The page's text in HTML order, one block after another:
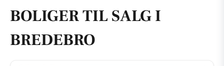
BOLIGER TIL SALG I
BREDEBRO